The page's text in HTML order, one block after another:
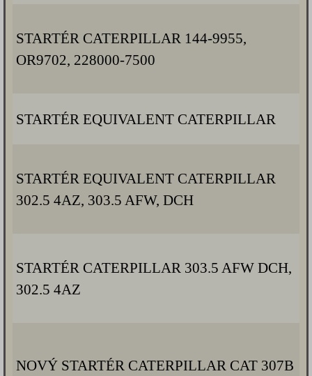
STARTÉR CATERPILLAR 144-9955,
OR9702, 228000-7500
STARTÉR EQUIVALENT CATERPILLAR
STARTÉR EQUIVALENT CATERPILLAR
302.5 4AZ, 303.5 AFW, DCH
STARTÉR CATERPILLAR 303.5 AFW DCH,
302.5 4AZ
NOVÝ STARTÉR CATERPILLAR CAT 307B